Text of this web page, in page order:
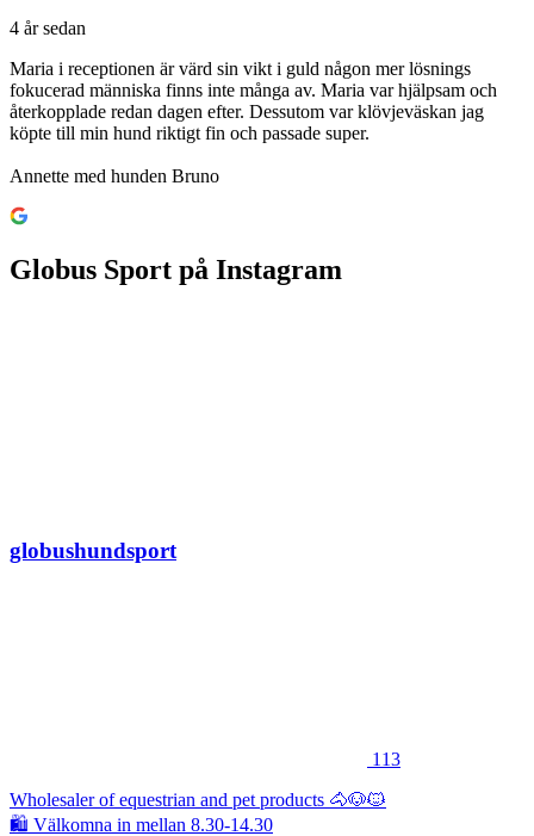
4 år sedan
Betyg
5
av
5
Maria i receptionen är värd sin vikt i guld någon mer lösnings
fokucerad människa finns inte många av. Maria var hjälpsam och
återkopplade redan dagen efter. Dessutom var klövjeväskan jag
köpte till min hund riktigt fin och passade super.
Annette med hunden Bruno
Globus Sport på Instagram
globushundsport
113
Wholesaler of equestrian and pet products 🐴🐶🐱
🛍 Välkomna in mellan 8.30-14.30